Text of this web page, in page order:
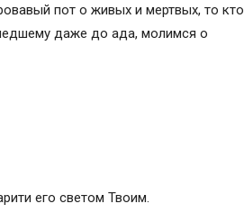
пот о живых и мертвых, то кто
даже до ада, молимся о
его светом Твоим.